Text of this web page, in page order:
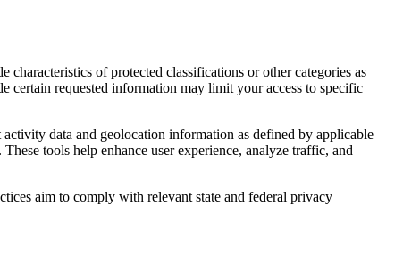
of protected classifications or other categories as
certain requested information may limit your access to specific
data and geolocation information as defined by applicable
tools help enhance user experience, analyze traffic, and
aim to comply with relevant state and federal privacy